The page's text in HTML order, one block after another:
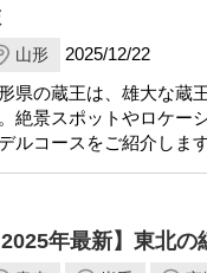
山形
2025/12/22
県の蔵王は、雄大な蔵
絶景スポットやロケー
ルコースをご紹介します
2025年最新】東北